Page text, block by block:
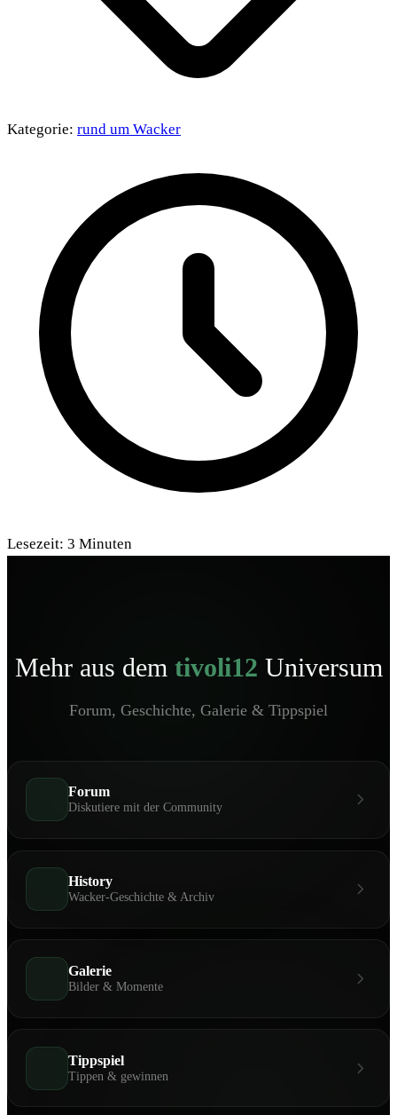
Kategorie: rund um Wacker
Lesezeit: 3 Minuten
Mehr aus dem tivoli12 Universum
Forum, Geschichte, Galerie & Tippspiel
Forum
Diskutiere mit der Community
History
Wacker-Geschichte & Archiv
Galerie
Bilder & Momente
Tippspiel
Tippen & gewinnen